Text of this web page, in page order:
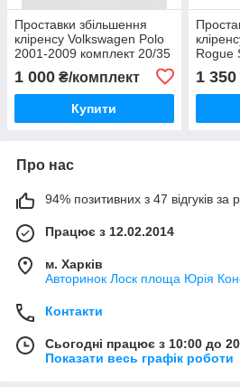
Проставки збільшення
кліренсу Volkswagen Polo
2001-2009 комплект 20/35
1 000 ₴/комплект
Купити
Rogue
1 350
Про нас
94% позитивних з 47 відгуків за
Працює з 12.02.2014
м. Харків
Авторинок Лоск площа Юрія
Контакти
Сьогодні працює з 10:00 до
Показати весь графік роботи